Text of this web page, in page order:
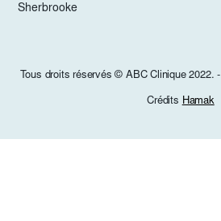
Sherbrooke
Tous droits réservés © ABC Clinique 2022. -
Crédits Hamak